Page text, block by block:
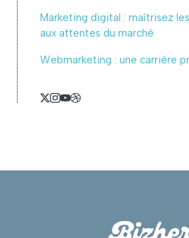
Marketing digital : maîtrisez
aux attentes du marché
Webmarketing : une carrière